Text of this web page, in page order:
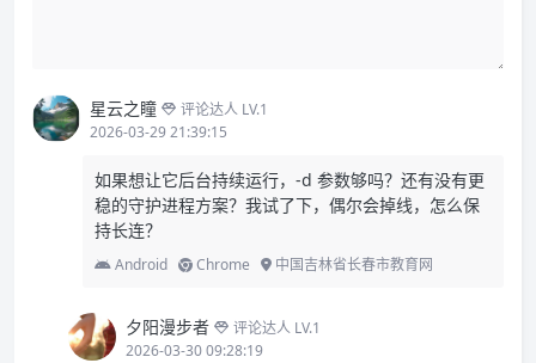
星云之瞳
评论达人 LV.1
2026-03-29 21:39:15
如果想让它后台持续运行，-d 参数够吗？还有没有更
稳的守护进程方案？我试了下，偶尔会掉线，怎么保
持长连？
Android Chrome 中国吉林省长春市教育网
夕阳漫步者
评论达人 LV.1
2026-03-30 09:28:19